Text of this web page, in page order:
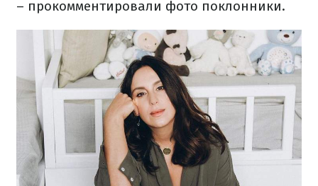
– прокомментировали фото поклонники.